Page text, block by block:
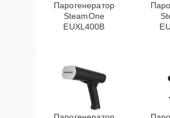
Парогенератор
SteamOne
EUXL400B